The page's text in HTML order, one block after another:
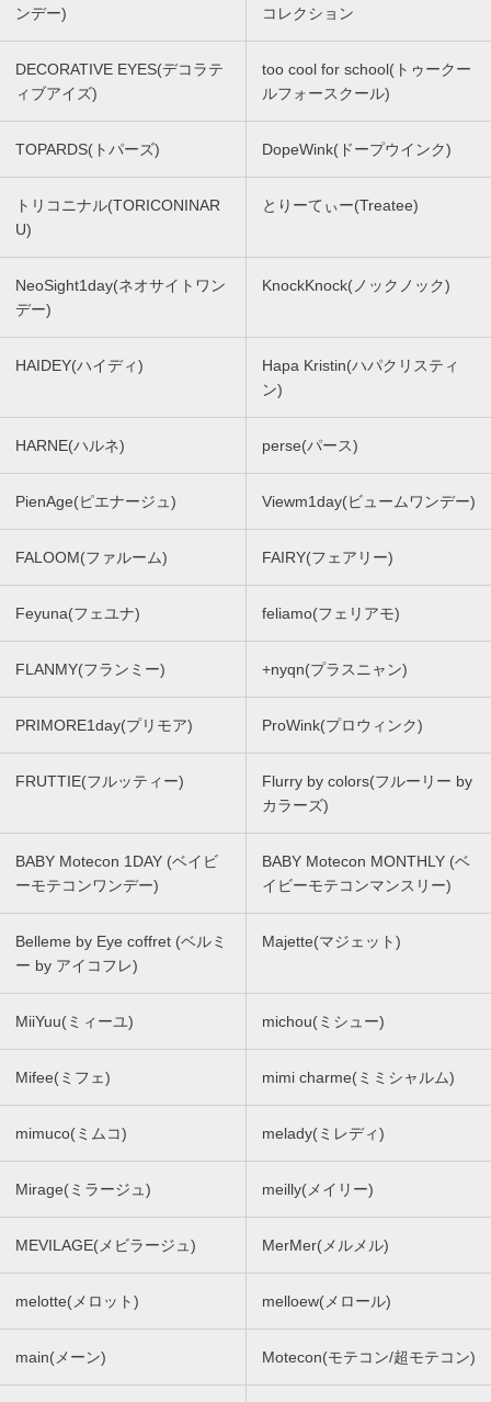
ンデー)
コレクション
DECORATIVE EYES(デコラテ
ィブアイズ)
too cool for school(トゥークー
ルフォースクール)
TOPARDS(トパーズ) DopeWink(ドープウインク)
トリコニナル(TORICONINAR
U)
とりーてぃー(Treatee)
NeoSight1day(ネオサイトワン
デー)
KnockKnock(ノックノック)
HAIDEY(ハイディ)
Hapa Kristin(ハパクリスティ
ン)
HARNE(ハルネ) perse(パース)
PienAge(ピエナージュ) Viewm1day(ビュームワンデー)
FALOOM(ファルーム) FAIRY(フェアリー)
Feyuna(フェユナ) feliamo(フェリアモ)
FLANMY(フランミー) +nyqn(プラスニャン)
PRIMORE1day(プリモア) ProWink(プロウィンク)
FRUTTIE(フルッティー)
Flurry by colors(フルーリー by
カラーズ)
BABY Motecon 1DAY (ベイビ
ーモテコンワンデー)
BABY Motecon MONTHLY (ベ
イビーモテコンマンスリー)
Belleme by Eye coffret (ベルミ
ー by アイコフレ)
Majette(マジェット)
MiiYuu(ミィーユ) michou(ミシュー)
Mifee(ミフェ) mimi charme(ミミシャルム)
mimuco(ミムコ) melady(ミレディ)
Mirage(ミラージュ) meilly(メイリー)
MEVILAGE(メビラージュ) MerMer(メルメル)
melotte(メロット) melloew(メロール)
main(メーン) Motecon(モテコン/超モテコン)